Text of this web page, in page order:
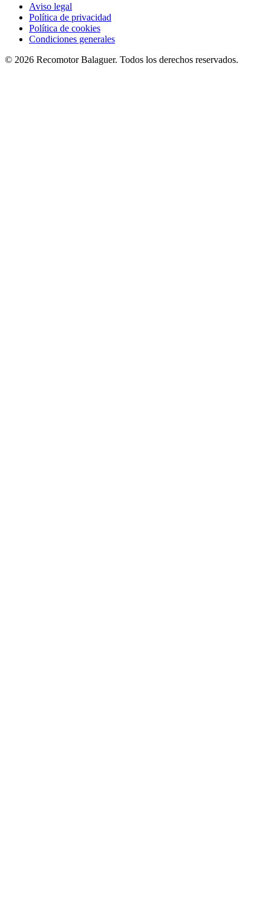
Aviso legal
Política de privacidad
Política de cookies
Condiciones generales
© 2026 RecomotorBalaguer. Todos los derechos reservados.